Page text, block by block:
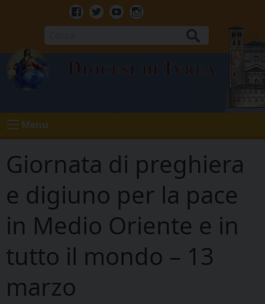
Facebook
TwitterYoutubeInstagram
Diocesi di Ivrea
Menu
Giornata di preghiera
e digiuno per la pace
in Medio Oriente e in
tutto il mondo – 13
marzo